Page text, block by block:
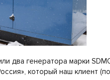
два генератора марки
который наш клиент